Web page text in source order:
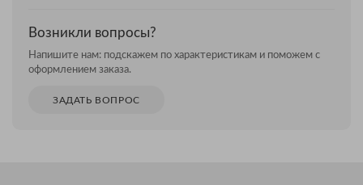
Возникли вопросы?
Напишите нам: подскажем по характеристикам и поможем с
оформлением заказа.
ЗАДАТЬ ВОПРОС